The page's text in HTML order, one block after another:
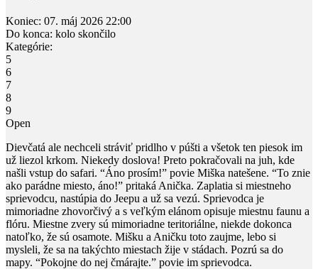
Koniec: 07. máj 2026 22:00
Do konca: kolo skončilo
Kategórie:
5
6
7
8
9
Open
Dievčatá ale nechceli stráviť pridlho v púšti a všetok ten piesok im
už liezol krkom. Niekedy doslova! Preto pokračovali na juh, kde
našli vstup do safari. “Áno prosím!” povie Miška natešene. “To znie
ako parádne miesto, áno!” pritaká Anička. Zaplatia si miestneho
sprievodcu, nastúpia do Jeepu a už sa vezú. Sprievodca je
mimoriadne zhovorčivý a s veľkým elánom opisuje miestnu faunu a
flóru. Miestne zvery sú mimoriadne teritoriálne, niekde dokonca
natoľko, že sú osamote. Mišku a Aničku toto zaujme, lebo si
mysleli, že sa na takýchto miestach žije v stádach. Pozrú sa do
mapy. “Pokojne do nej čmárajte.” povie im sprievodca.